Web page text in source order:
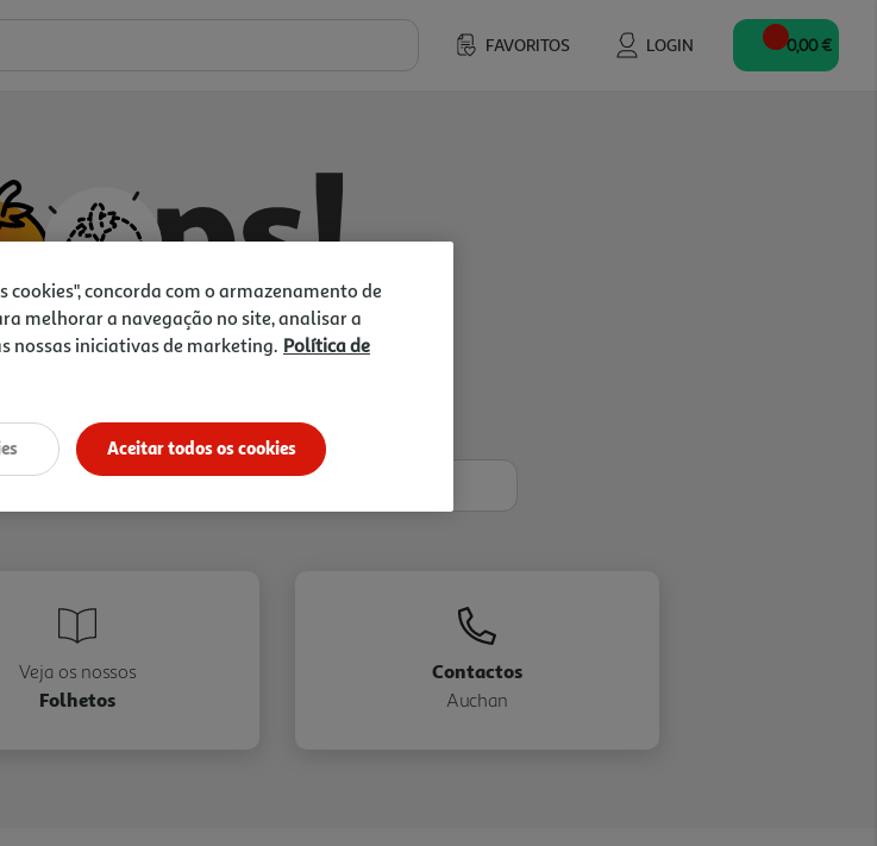
FAVORITOS LOGIN 0,00 €
de novo?
Veja os nossos
Folhetos
Contactos
Auchan
cookies", concorda com o armazenamento de
melhorar a navegação no site, analisar a
nossas iniciativas de marketing. Política de
Aceitar todos os cookies